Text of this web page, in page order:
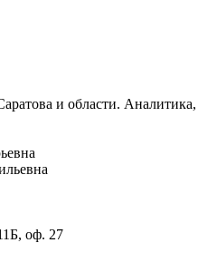
и области.
оф. 27